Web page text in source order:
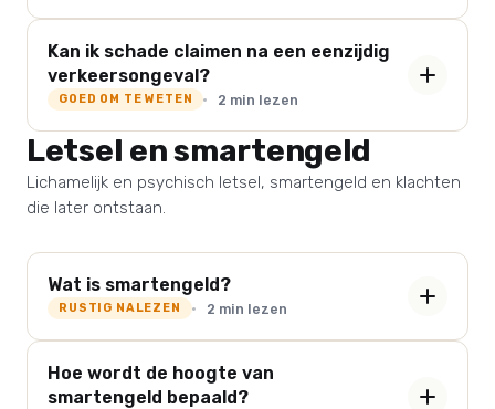
Kan ik schade claimen na een eenzijdig
verkeersongeval?
GOED OM TE WETEN 2 min lezen
Letsel en smartengeld
Lichamelijk en psychisch letsel, smartengeld en klachten
die later ontstaan.
Wat is smartengeld?
RUSTIG NALEZEN 2 min lezen
Hoe wordt de hoogte van
smartengeld bepaald?